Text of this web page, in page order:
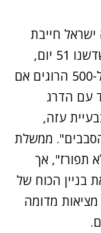
ישראל חייבת
לקבל החלטה לפרז את עזה מטילים. דשדשנו 51 יום,
הוצגה לקבינט מצגת ובה דובר על צפי ל-500 הרוגים אם
עם הדרג
עזה,
ממשלת
תפורז", אך
בניין הכוח של
מציאות מדומה